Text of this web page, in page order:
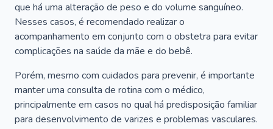
que há uma alteração de peso e do volume sanguíneo.
Nesses casos, é recomendado realizar o
acompanhamento em conjunto com o obstetra para evitar
complicações na saúde da mãe e do bebê.
Porém, mesmo com cuidados para prevenir, é importante
manter uma consulta de rotina com o médico,
principalmente em casos no qual há predisposição familiar
para desenvolvimento de varizes e problemas vasculares.